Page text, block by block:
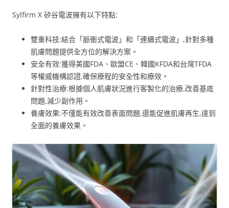
Sylfirm X 矽谷電波擁有以下特點:
雙重科技:結合「脈衝式電波」和「連續式電波」,針對多種
肌膚問題提供全方位的解決方案。
安全有效:獲得美國FDA、歐盟CE、韓國KFDA和台灣TFDA
等權威機構認證,確保療程的安全性和療效。
針對性治療:根據個人肌膚狀況進行客製化的治療,改善基底
問題,減少副作用。
養膚效果:不僅能有效改善表面問題,還能促進肌膚再生,達到
全面的養膚效果。